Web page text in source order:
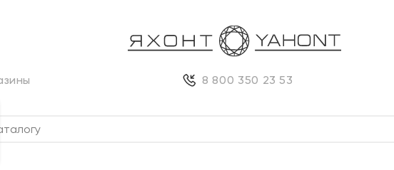
8 800 350 23 53